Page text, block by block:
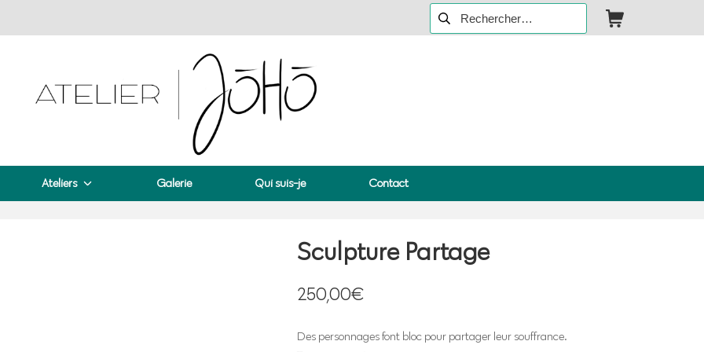
Rechercher : Panier d’achat
Atelier JōHō
Ateliers Galerie Qui suis-je Contact
Sculpture Partage
250,00€
Des personnages font bloc pour partager leur souffrance.